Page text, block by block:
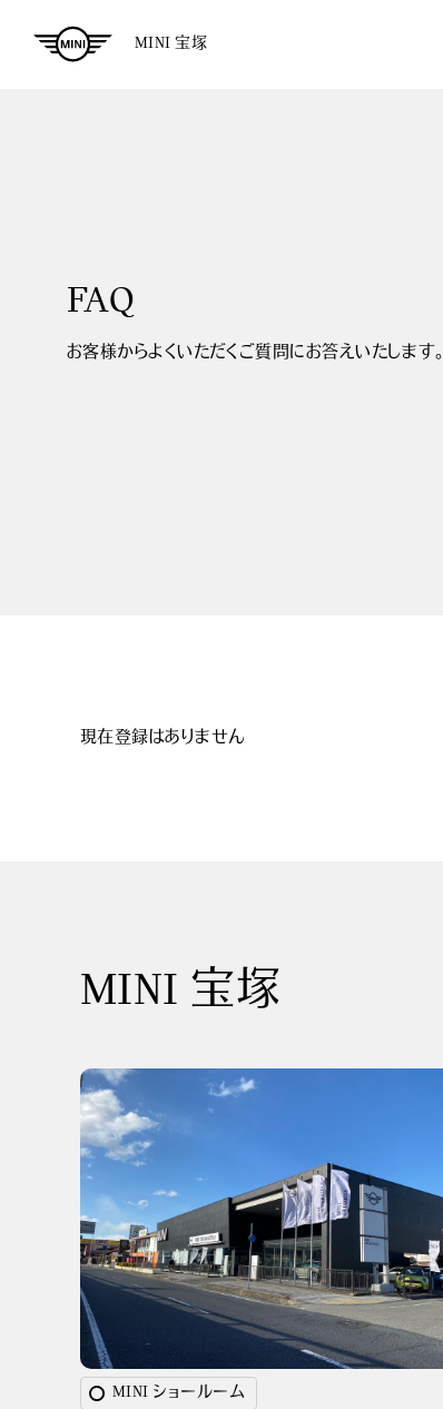
MINI 宝塚
FAQ
お客様からよくいただくご質問にお答えいたします。
現在登録はありません
MINI 宝塚
MINI ショールーム